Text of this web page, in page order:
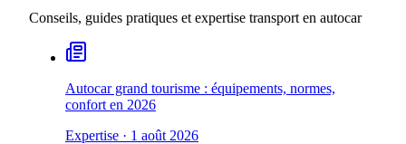
Conseils, guides pratiques et expertise transport en autocar
Autocar grand tourisme : équipements, normes,
confort en 2026
Expertise · 1 août 2026